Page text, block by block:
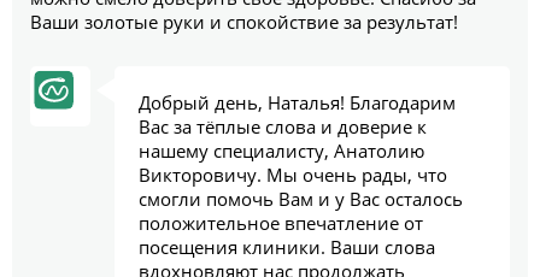
Ваши золотые руки и спокойствие за результат!
Добрый день, Наталья! Благодарим
Вас за тёплые слова и доверие к
нашему специалисту, Анатолию
Викторовичу. Мы очень рады, что
смогли помочь Вам и у Вас осталось
положительное впечатление от
посещения клиники. Ваши слова
вдохновляют нас продолжать